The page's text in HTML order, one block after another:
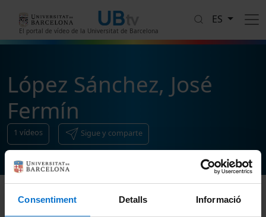
Consentiment Detalls Informació
El portal de vídeo de la Universitat de Barcelona
ES
López Sánchez, José
Fermín
1 vídeos Sigue y comparte